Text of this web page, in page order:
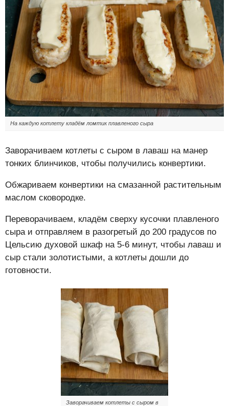
На каждую котлету кладём ломтик плавленого сыра
Заворачиваем котлеты с сыром в лаваш на манер
тонких блинчиков, чтобы получились конвертики.
Обжариваем конвертики на смазанной растительным
маслом сковородке.
Переворачиваем, кладём сверху кусочки плавленого
сыра и отправляем в разогретый до 200 градусов по
Цельсию духовой шкаф на 5-6 минут, чтобы лаваш и
сыр стали золотистыми, а котлеты дошли до
готовности.
Заворачиваем котлеты с сыром в